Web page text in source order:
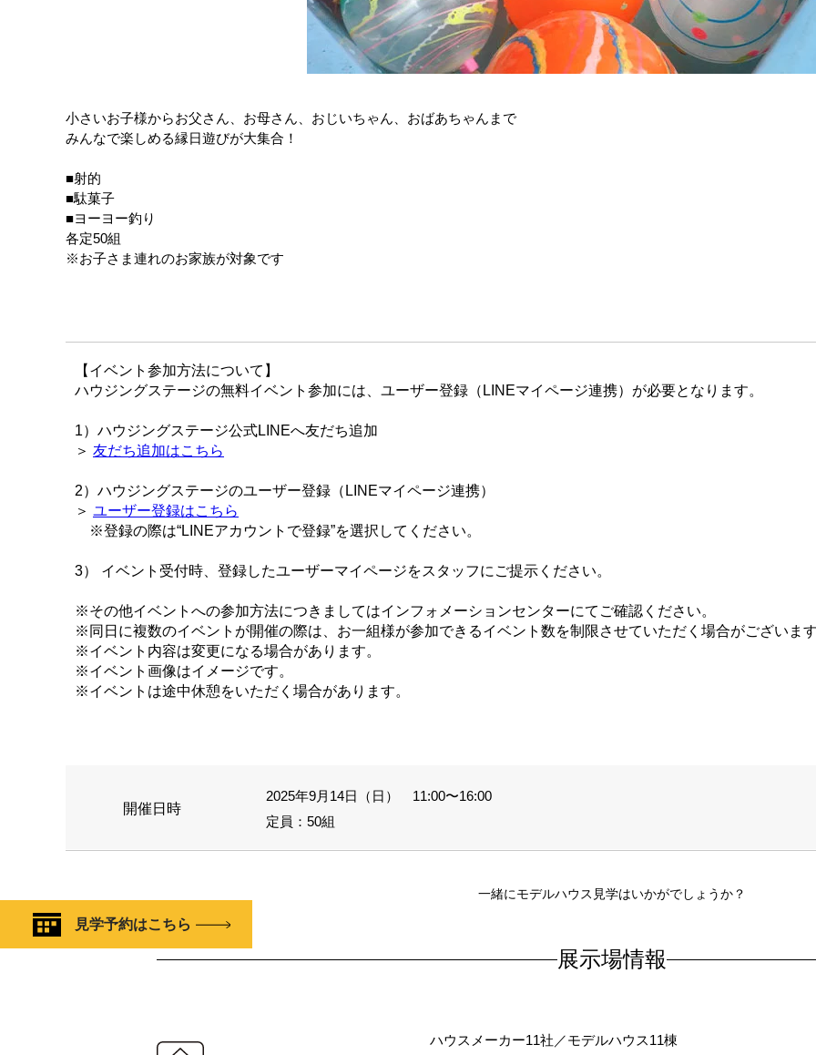
小さいお子様からお父さん、お母さん、おじいちゃん、おばあちゃんまで
みんなで楽しめる縁日遊びが大集合！
■射的
■駄菓子
■ヨーヨー釣り
各定50組
※お子さま連れのお家族が対象です
【イベント参加方法について】
ハウジングステージの無料イベント参加には、ユーザー登録（LINEマイページ連携）が必要となります。
1）ハウジングステージ公式LINEへ友だち追加
＞ 友だち追加はこちら
2）ハウジングステージのユーザー登録（LINEマイページ連携）
＞ ユーザー登録はこちら
※登録の際は“LINEアカウントで登録”を選択してください。
3） イベント受付時、登録したユーザーマイページをスタッフにご提示ください。
※その他イベントへの参加方法につきましてはインフォメーションセンターにてご確認ください。
※同日に複数のイベントが開催の際は、お一組様が参加できるイベント数を制限させていただく場合がございま
※イベント内容は変更になる場合があります。
※イベント画像はイメージです。
※イベントは途中休憩をいただく場合があります。
開催日時
2025年9月14日（日） 11:00〜16:00
定員：50組
一緒にモデルハウス見学はいかがでしょうか？
見学予約はこちら
展示場情報
ハウスメーカー11社／モデルハウス11棟